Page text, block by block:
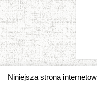
Niniejsza strona